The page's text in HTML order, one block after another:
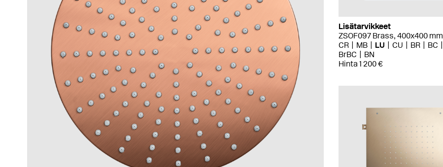
Lisätarvikkeet
ZSOF097 Brass, 400x400 mm
CR
MB LU CU BR BC
BrBC
BN
Hinta 1 200 €